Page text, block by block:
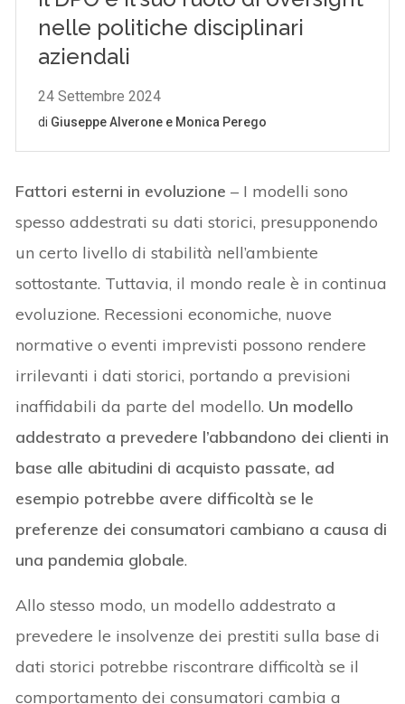
Fattori esterni in evoluzione – I modelli sono
spesso addestrati su dati storici, presupponendo
un certo livello di stabilità nell’ambiente
sottostante. Tuttavia, il mondo reale è in continua
evoluzione. Recessioni economiche, nuove
normative o eventi imprevisti possono rendere
irrilevanti i dati storici, portando a previsioni
inaffidabili da parte del modello. Un modello
addestrato a prevedere l’abbandono dei clienti in
base alle abitudini di acquisto passate, ad
esempio potrebbe avere difficoltà se le
preferenze dei consumatori cambiano a causa di
una pandemia globale.
Allo stesso modo, un modello addestrato a
prevedere le insolvenze dei prestiti sulla base di
dati storici potrebbe riscontrare difficoltà se il
comportamento dei consumatori cambia a